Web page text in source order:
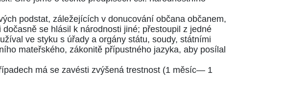
podstat, záležejících v donucování občana občanem,
se hlásil k národnosti jiné; přestoupil z jedné
ve styku s úřady a orgány státu, soudy, státními
mateřského, zákonitě přípustného jazyka, aby posílal
má se zavésti zvýšená trestnost (1 měsíc— 1